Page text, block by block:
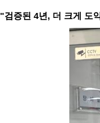
"검증된 4년, 더 크게 도